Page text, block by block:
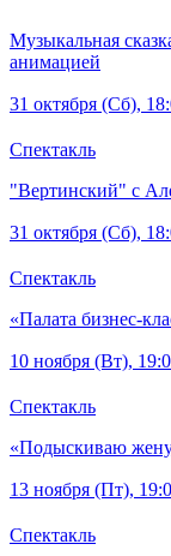
Музыкальная
анимацией
31 октября (Сб),
Спектакль
"Вертинский" с
31 октября (Сб),
Спектакль
«Палата бизнес-
10 ноября (Вт),
Спектакль
«Подыскиваю
13 ноября (Пт),
Спектакль